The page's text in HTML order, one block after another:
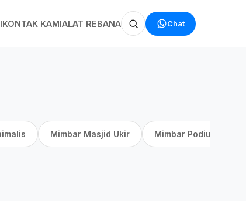
KONTAK KAMIALAT REBANA Chat
Mimbar Masjid Ukir Mimbar Podium